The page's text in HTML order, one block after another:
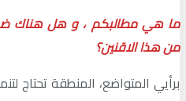
ما هي مطالبكم ، و هل هناك
من هذا الاقنين؟
برأيي المتواضع، المنطقة تحتاج